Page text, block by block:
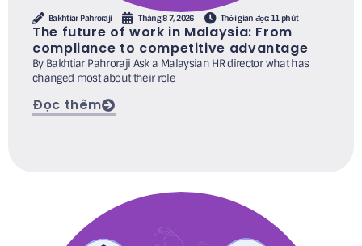
Bakhtiar Pahroraji Tháng 8 7, 2026 Thời gian đọc: 11 phút
The future of work in Malaysia: From
compliance to competitive advantage
By Bakhtiar Pahroraji Ask a Malaysian HR director what has
changed most about their role
Đọc thêm